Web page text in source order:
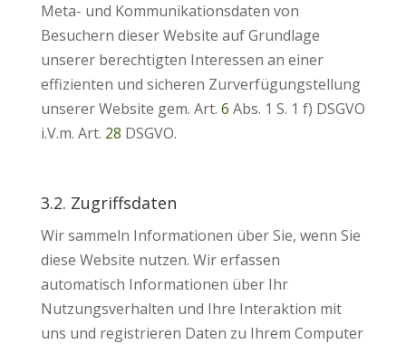
Meta- und Kommunikationsdaten von
Besuchern dieser Website auf Grundlage
unserer berechtigten Interessen an einer
effizienten und sicheren Zurverfügungstellung
unserer Website gem. Art. 6 Abs. 1 S. 1 f) DSGVO
i.V.m. Art. 28 DSGVO.
3.2. Zugriffsdaten
Wir sammeln Informationen über Sie, wenn Sie
diese Website nutzen. Wir erfassen
automatisch Informationen über Ihr
Nutzungsverhalten und Ihre Interaktion mit
uns und registrieren Daten zu Ihrem Computer